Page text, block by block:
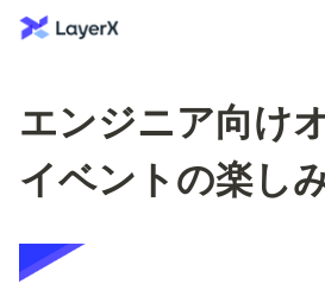
エンジニア向け
イベントの楽し